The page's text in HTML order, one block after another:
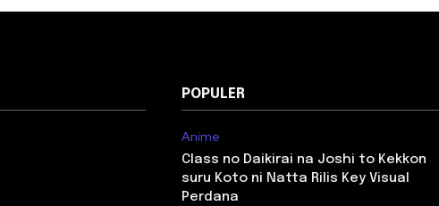
POPULER
Anime
Class no Daikirai na Joshi to Kekkon
suru Koto ni Natta Rilis Key Visual
Perdana